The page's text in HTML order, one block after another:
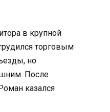
в крупной
торговым
но
После
казался